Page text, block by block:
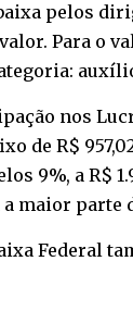
pelos
Para o
nos
de R$
9%, a R$
a maior parte
Federal